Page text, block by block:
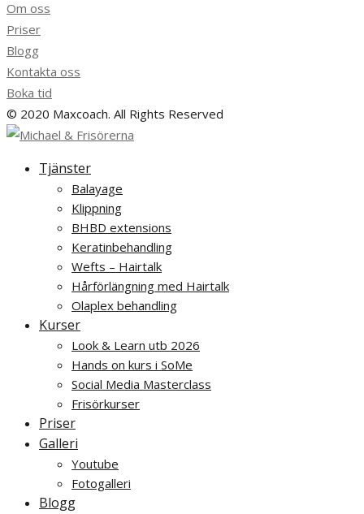
Om oss
Priser
Blogg
Kontakta oss
Boka tid
© 2020 Maxcoach. All Rights Reserved
Tjänster
Balayage
Klippning
BHBD extensions
Keratinbehandling
Wefts – Hairtalk
Hårförlängning med Hairtalk
Olaplex behandling
Kurser
Look & Learn utb 2026
Hands on kurs i SoMe
Social Media Masterclass
Frisörkurser
Priser
Galleri
Youtube
Fotogalleri
Blogg